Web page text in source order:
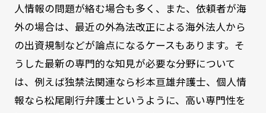
人情報の問題が絡む場合も多く、また、依頼者が海
外の場合は、最近の外為法改正による海外法人から
の出資規制などが論点になるケースもあります。そ
うした最新の専門的な知見が必要な分野について
は、例えば独禁法関連なら杉本亘雄弁護士、個人情
報なら松尾剛行弁護士というように、高い専門性を